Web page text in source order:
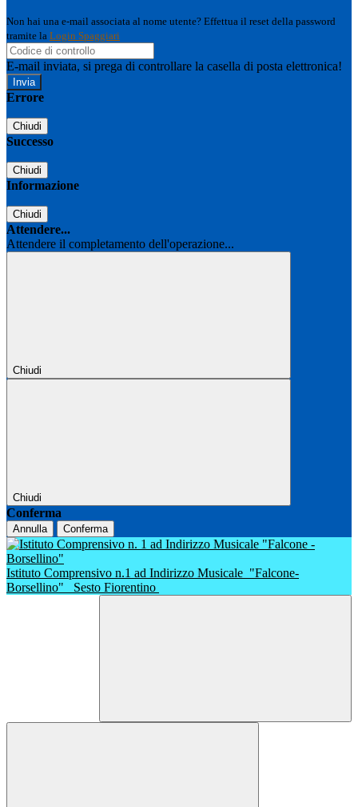
Non hai una e-mail associata al nome utente? Effettua il reset della password
tramite la Login Spaggiari
E-mail inviata, si prega di controllare la casella di posta elettronica!
Errore
Chiudi
Successo
Chiudi
Informazione
Chiudi
Attendere...
Attendere il completamento dell'operazione...
Chiudi
Chiudi
Conferma
Annulla Conferma
Istituto Comprensivo n.1 ad Indirizzo Musicale "Falcone-
Borsellino"
Sesto Fiorentino